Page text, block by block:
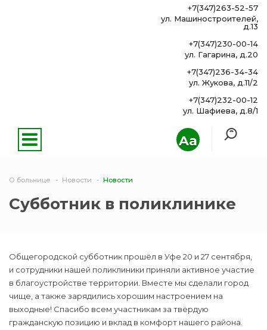
Aa
+7(347)263-52-57
ул. Машиностроителей,
д.13
+7(347)230-00-14
ул. Гагарина, д.20
+7(347)236-34-34
ул. Жукова, д.11/2
+7(347)232-00-12
ул. Шафиева, д.8/1
О больнице Новости Новости
Субботник в поликлинике
Общегородской субботник прошёл в Уфе 20 и 27 сентября,
и сотрудники нашей поликлиники приняли активное участие
в благоустройстве территории. Вместе мы сделали город
чище, а также зарядились хорошим настроением на
выходные! Спасибо всем участникам за твёрдую
гражданскую позицию и вклад в комфорт нашего района.